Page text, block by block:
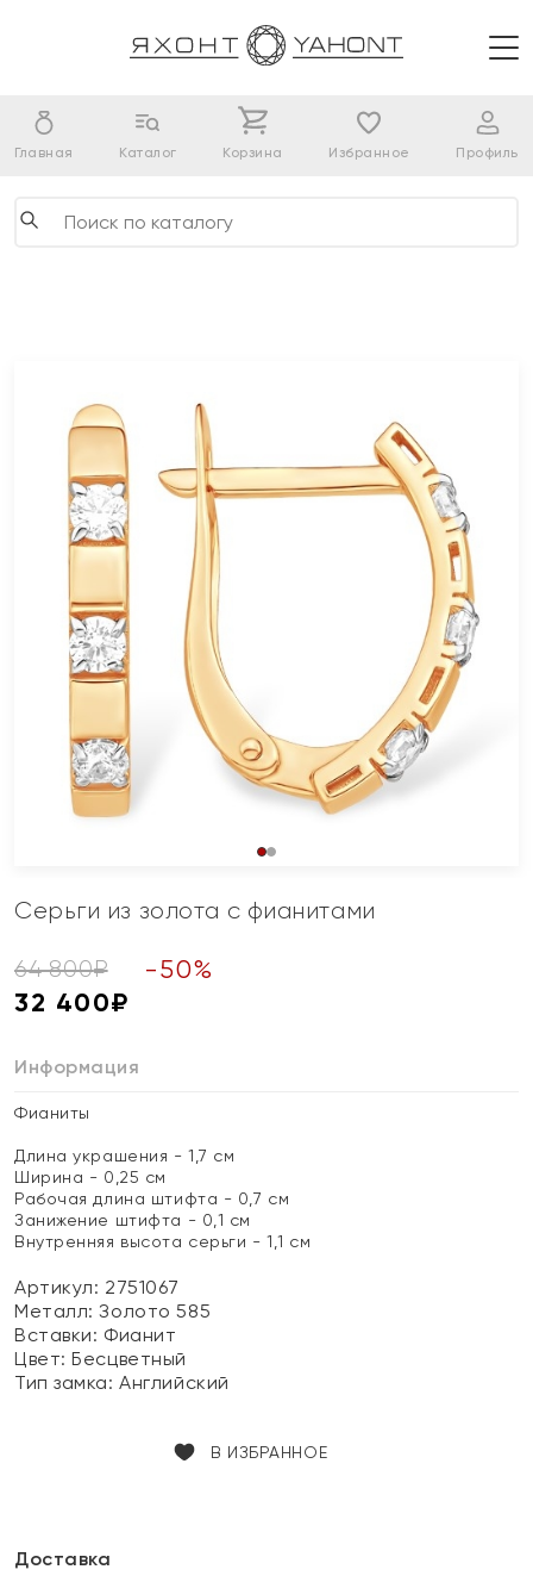
Главная Каталог Корзина Избранное Профиль
Серьги из золота с фианитами
64 800₽ -50%
32 400₽
Информация
Фианиты
Длина украшения - 1,7 см
Ширина - 0,25 см
Рабочая длина штифта - 0,7 см
Занижение штифта - 0,1 см
Внутренняя высота серьги - 1,1 см
Артикул: 2751067
Металл:Золото 585
Вставки: Фианит
Цвет:Бесцветный
Тип замка:Английский
В ИЗБРАННОЕ
Доставка